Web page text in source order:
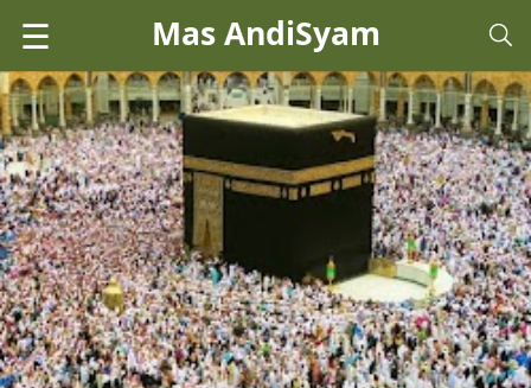
☰ Mas AndiSyam